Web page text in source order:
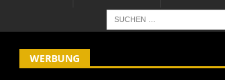
WERBUNG